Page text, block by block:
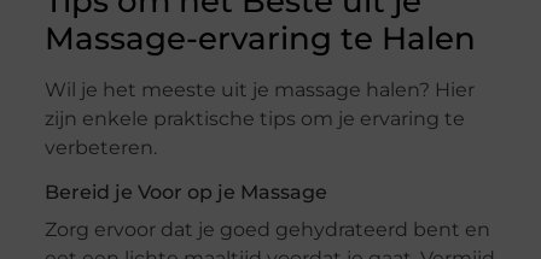
Massage-ervaring te Halen
Wil je het meeste uit je massage halen? Hier
zijn enkele praktische tips om je ervaring te
verbeteren.
Bereid je Voor op je Massage
Zorg ervoor dat je goed gehydrateerd bent en